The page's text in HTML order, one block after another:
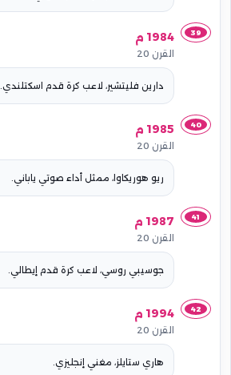
39 1984 م
القرن 20
دارين فليتشير، لاعب كرة قدم اسكتلندي.
40 1985 م
القرن 20
ريو هوريكاوا، ممثل أداء صوتي ياباني.
41 1987 م
القرن 20
جوسيبي روسي، لاعب كرة قدم إيطالي.
42 1994 م
القرن 20
هاري ستايلز، مغني إنجليزي.